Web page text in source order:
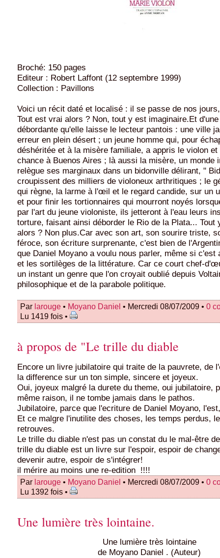
Broché: 150 pages
Editeur : Robert Laffont (12 septembre 1999)
Collection : Pavillons
Voici un récit daté et localisé : il se passe de nos
Tout est vrai alors ? Non, tout y est imaginaire.Et
débordante qu'elle laisse le lecteur pantois : une ville
erreur en plein désert ; un jeune homme qui, pour
déshéritée et à la misère familiale, a appris le violon
chance à Buenos Aires ; là aussi la misère, un monde
relègue ses marginaux dans un bidonville délirant, "
croupissent des milliers de violoneux arthritiques ; le
qui règne, la larme à l'œil et le regard candide, sur un
et pour finir les tortionnaires qui mourront noyés
par l'art du jeune violoniste, ils jetteront à l'eau leurs
torture, faisant ainsi déborder le Rio de la Plata... Tout
alors ? Non plus.Car avec son art, son sourire triste,
féroce, son écriture surprenante, c'est bien de
que Daniel Moyano a voulu nous parler, même si c'est
et les sortilèges de la littérature. Car ce court chef-
un instant un genre que l'on croyait oublié depuis
philosophique et de la parabole politique.
Par larouge • Moyano Daniel • Mercredi 08/07/2009 • 0
Lu 1419 fois •
à propos de "Le trille du diable
Encore un livre jubilatoire qui traite de la pauvrete, de
la difference sur un ton simple, sincere et joyeux.
Oui, joyeux malgré la durete du theme, oui jubilatoire,
même raison, il ne tombe jamais dans le pathos.
Jubilatoire, parce que l'ecriture de Daniel Moyano,
Et ce malgre l'inutilite des choses, les temps perdus,
retrouves.
Le trille du diable n'est pas un constat du le mal-être
trille du diable est un livre sur l'espoir, espoir de
devenir autre, espoir de s'intégrer!
il mérire au moins une re-edition !!!!
Par larouge • Moyano Daniel • Mercredi 08/07/2009 • 0
Lu 1392 fois •
Une lumière très lointaine.
Une lumière très lointaine
de Moyano Daniel . (Auteur)